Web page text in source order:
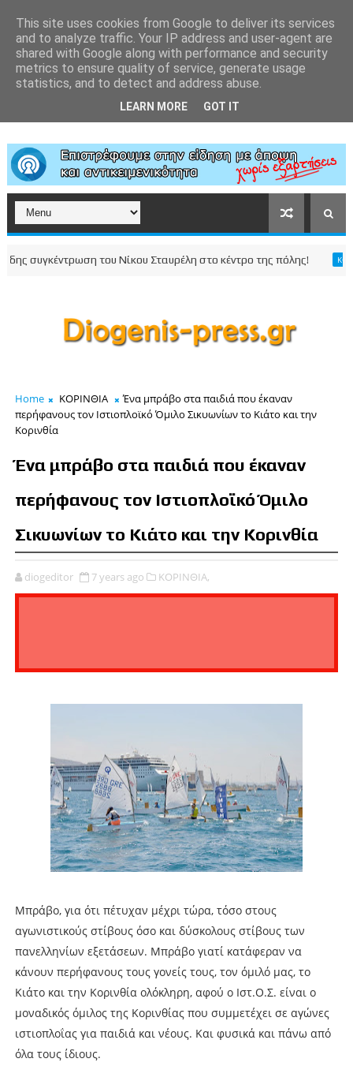
του Νίκου Σταυρέλη στο κέντρο της πόλης! ΚΟΡΙΝΘΙΑ
Home ΚΟΡΙΝΘΙΑ
Ένα μπράβο στα παιδιά που έκαναν
περήφανους τον Ιστιοπλοϊκό Όμιλο Σικυωνίων το Κιάτο και την
Κορινθία
Ένα μπράβο στα παιδιά που έκαναν
περήφανους τον Ιστιοπλοϊκό Όμιλο
Σικυωνίων το Κιάτο και την Κορινθία
diogeditor 7 years ago ΚΟΡΙΝΘΙΑ,
Μπράβο, για ότι πέτυχαν μέχρι τώρα, τόσο στους
αγωνιστικούς στίβους όσο και δύσκολους στίβους των
πανελληνίων εξετάσεων. Μπράβο γιατί κατάφεραν να
κάνουν περήφανους τους γονείς τους, τον όμιλό μας, το
Κιάτο και την Κορινθία ολόκληρη, αφού ο Ιστ.Ο.Σ. είναι ο
μοναδικός όμιλος της Κορινθίας που συμμετέχει σε αγώνες
ιστιοπλοΐας για παιδιά και νέους. Και φυσικά και πάνω από
όλα τους ίδιους.
This site uses cookies from Google to deliver its services
and to analyze traffic. Your IP address and user-agent are
shared with Google along with performance and security
metrics to ensure quality of service, generate usage
statistics, and to detect and address abuse.
LEARN MORE GOT IT